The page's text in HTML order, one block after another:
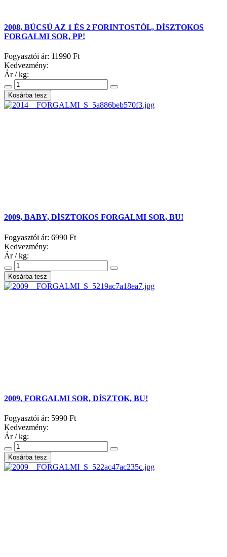
2008, BÚCSÚ AZ 1 ÉS 2 FORINTOSTÓL, DÍSZTOKOS
FORGALMI SOR, PP!
Fogyasztói ár: 11990 Ft
Kedvezmény:
Ár / kg:
2009, BABY, DÍSZTOKOS FORGALMI SOR, BU!
Fogyasztói ár: 6990 Ft
Kedvezmény:
Ár / kg:
2009, FORGALMI SOR, DÍSZTOK, BU!
Fogyasztói ár: 5990 Ft
Kedvezmény:
Ár / kg: